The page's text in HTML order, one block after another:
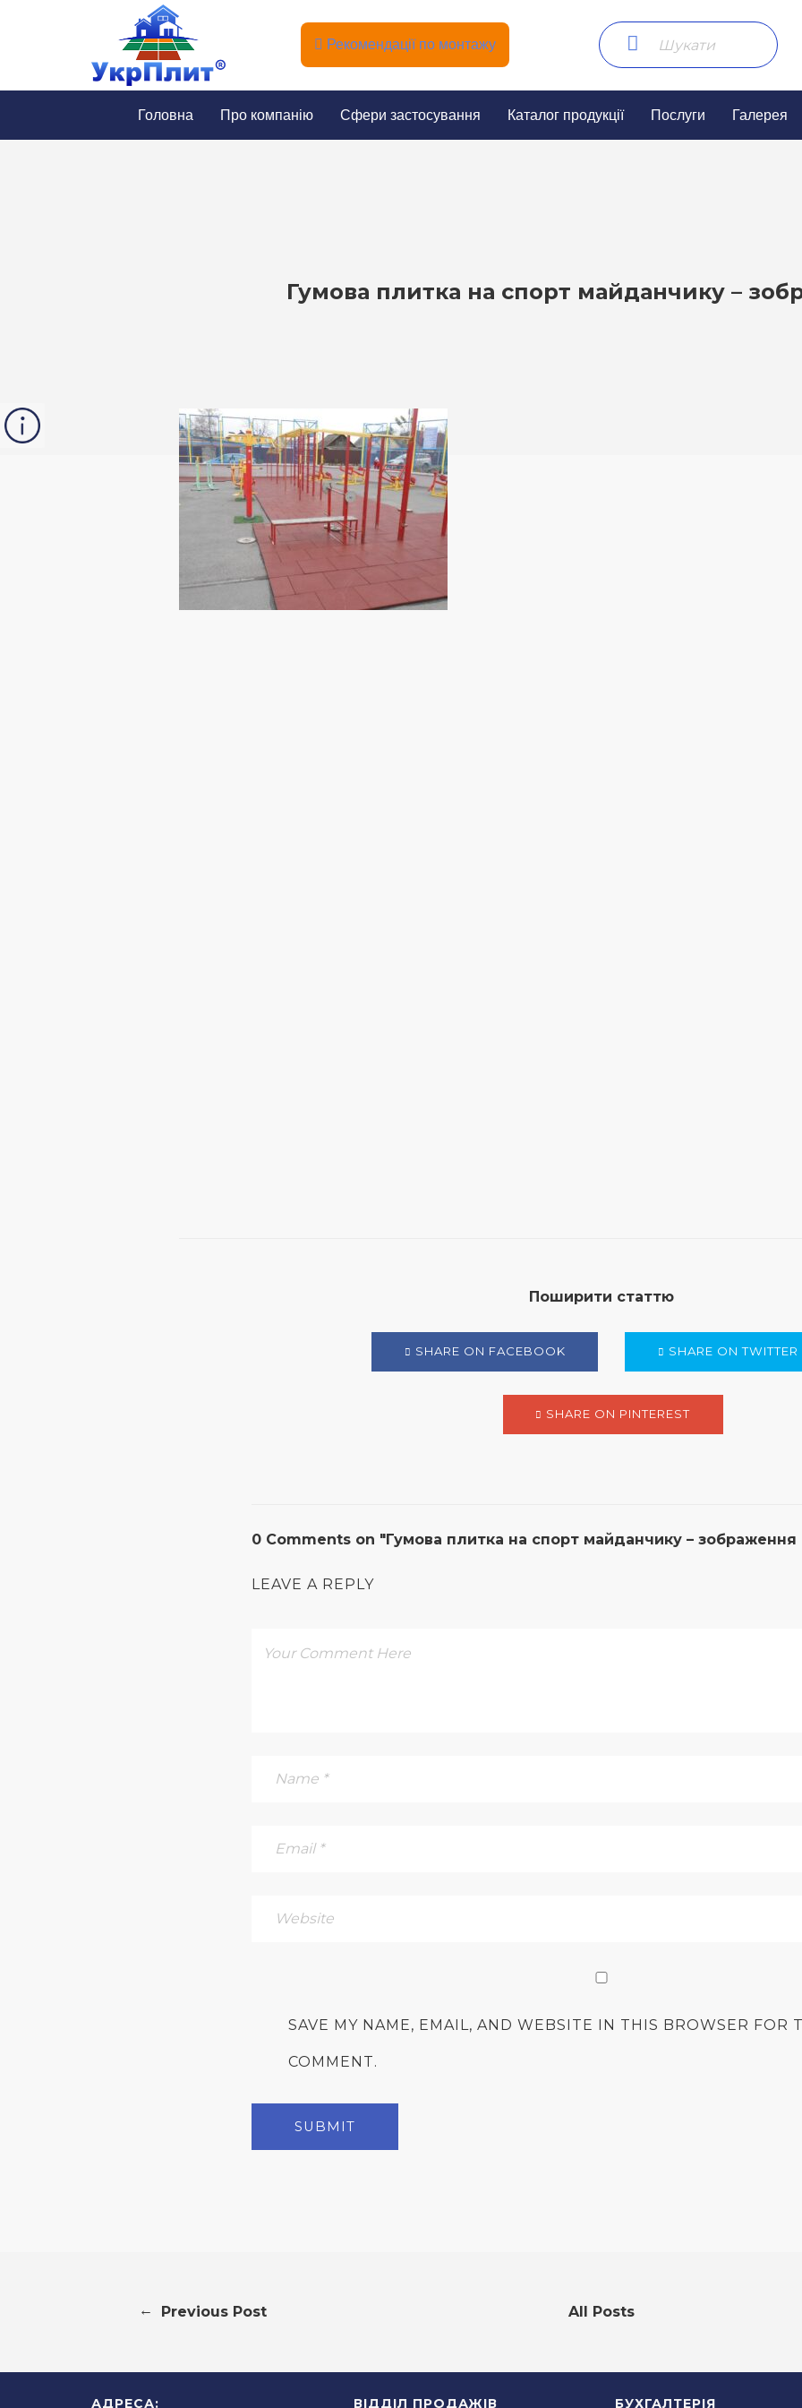
Рекомендації по монтажу
Головна Про компанію Сфери застосування Каталог продукції Послуги Галерея
Гумова плитка на спорт майданчику –
Поширити статтю
SHARE ON FACEBOOK SHARE ON TWITTER
SHARE ON PINTEREST
0 Comments on "Гумова плитка на спорт майданчику – зображення
LEAVE A REPLY
SAVE MY NAME, EMAIL, AND WEBSITE IN THIS BROWSER FOR
COMMENT.
← Previous Post All Posts
АДРЕСА: ВІДДІЛ ПРОДАЖІВ БУХГАЛТЕРІЯ